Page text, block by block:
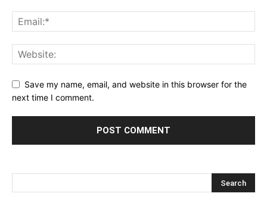
Save my name, email, and website in this browser for the
next time I comment.